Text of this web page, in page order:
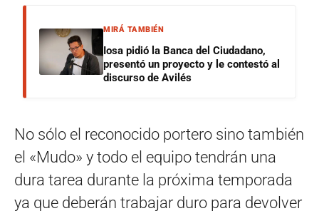
MIRÁ TAMBIÉN
Iosa pidió la Banca del Ciudadano,
presentó un proyecto y le contestó al
discurso de Avilés
No sólo el reconocido portero sino también
el «Mudo» y todo el equipo tendrán una
dura tarea durante la próxima temporada
ya que deberán trabajar duro para devolver